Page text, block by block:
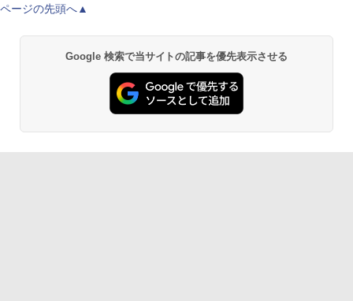
ページの先頭へ▲
Google 検索で当サイトの記事を優先表示させる